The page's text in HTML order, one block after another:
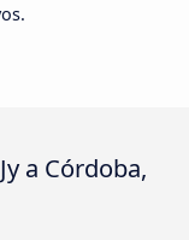
a Córdoba,